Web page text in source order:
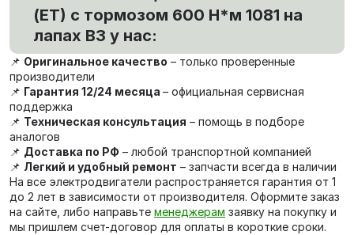
(ET) с тормозом 600 Н*м 1081 на
лапах В3 у нас:
📌 Оригинальное качество – только проверенные
производители
📌 Гарантия 12/24 месяца – официальная сервисная
поддержка
📌 Техническая консультация – помощь в подборе
аналогов
📌 Доставка по РФ – любой транспортной компанией
📌 Легкий и удобный ремонт – запчасти всегда в наличии
На все электродвигатели распространяется гарантия от 1
до 2 лет в зависимости от производителя. Оформите заказ
на сайте, либо направьте менеджерам заявку на покупку и
мы пришлем счет-договор для оплаты в короткие сроки.